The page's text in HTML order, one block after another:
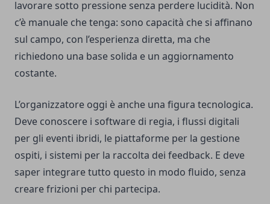
lavorare sotto pressione senza perdere lucidità. Non
c’è manuale che tenga: sono capacità che si affinano
sul campo, con l’esperienza diretta, ma che
richiedono una base solida e un aggiornamento
costante.
L’organizzatore oggi è anche una figura tecnologica.
Deve conoscere i software di regia, i flussi digitali
per gli eventi ibridi, le piattaforme per la gestione
ospiti, i sistemi per la raccolta dei feedback. E deve
saper integrare tutto questo in modo fluido, senza
creare frizioni per chi partecipa.